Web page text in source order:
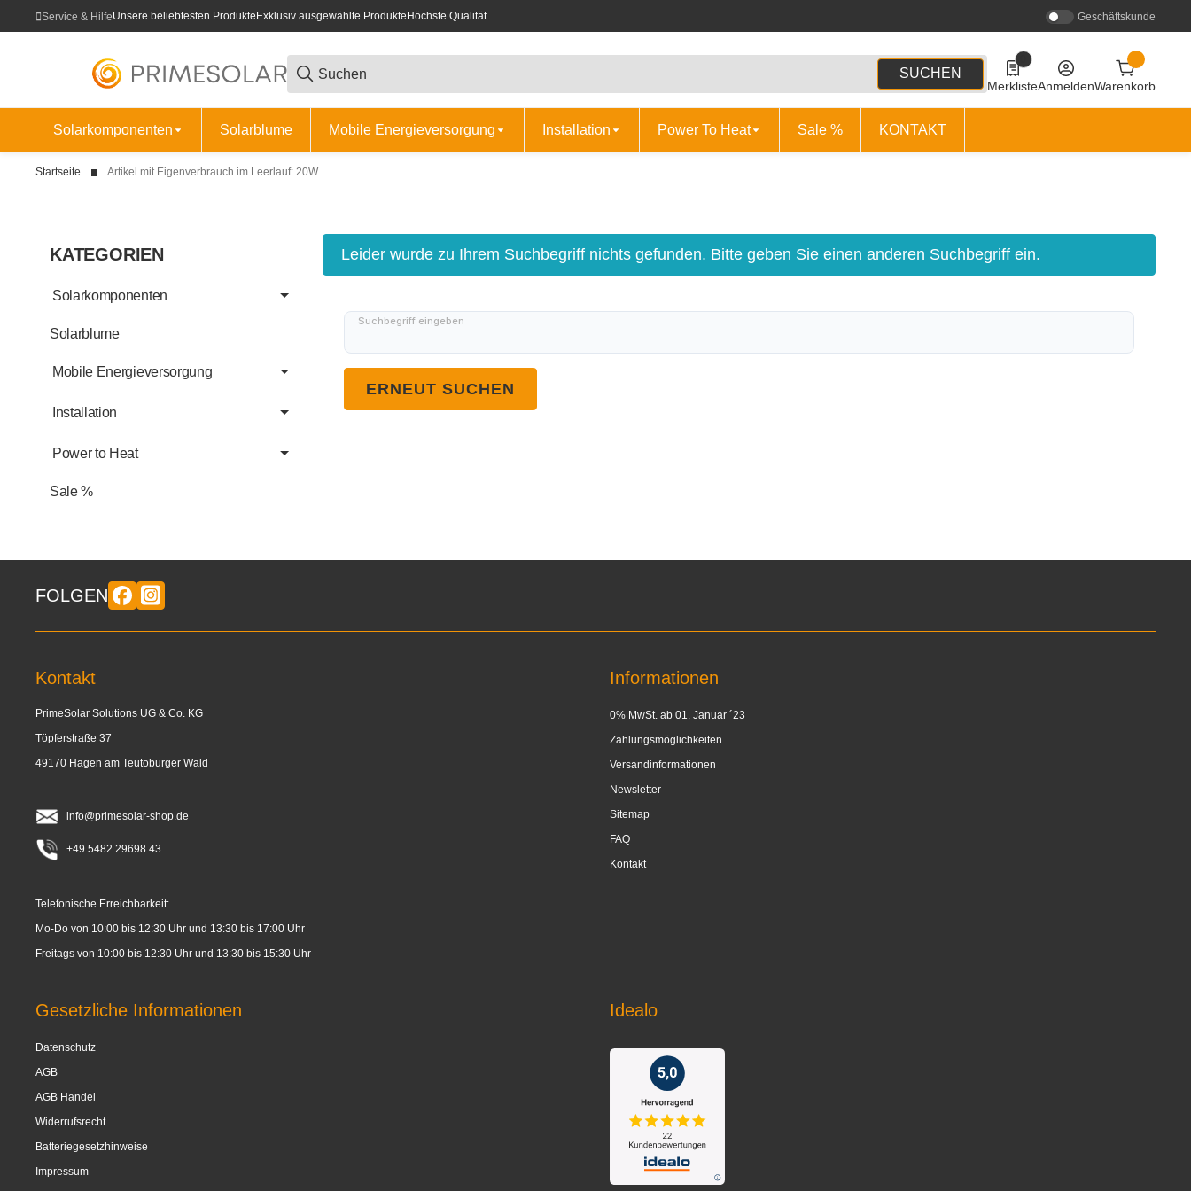
Service & HilfeUnsere beliebtesten Produkte Exklusiv ausgewählte Produkte Höchste Qualität Geschäftskunde
SUCHEN
0 Produkte in der Liste
MerklisteAnmeldenWarenkorb
Solarkomponenten Solarblume Mobile Energieversorgung Installation Power To Heat Sale % KONTAKT
Startseite Artikel mit Eigenverbrauch im Leerlauf: 20W
x
Leider wurde zu Ihrem Suchbegriff nichts gefunden. Bitte geben Sie einen anderen Suchbegriff ein.
Suchbegriff eingeben
ERNEUT SUCHEN
KATEGORIEN
Solarkomponenten
Solarblume
Mobile Energieversorgung
Installation
Power to Heat
Sale %
FOLGEN
Kontakt
PrimeSolar Solutions UG & Co. KG
Töpferstraße 37
49170 Hagen am Teutoburger Wald
info@primesolar-shop.de
+49 5482 29698 43
Telefonische Erreichbarkeit:
Mo-Do von 10:00 bis 12:30 Uhr und 13:30 bis 17:00 Uhr
Freitags von 10:00 bis 12:30 Uhr und 13:30 bis 15:30 Uhr
Informationen
0% MwSt. ab 01. Januar ´23
Zahlungsmöglichkeiten
Versandinformationen
Newsletter
Sitemap
FAQ
Kontakt
Gesetzliche Informationen
Datenschutz
AGB
AGB Handel
Widerrufsrecht
Batteriegesetzhinweise
Impressum
Idealo